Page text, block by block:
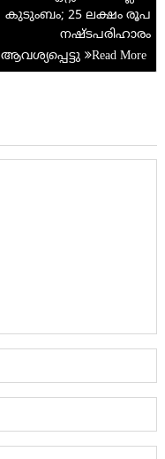
കുടുംബം; 25 ലക്ഷം രൂപ
നഷ്ടപരിഹാരം
ആവശ്യപ്പെട്ടു